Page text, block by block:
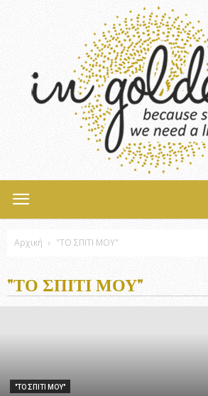
Αρχική "ΤΟ ΣΠΙΤΙ ΜΟΥ"
"ΤΟ ΣΠΙΤΙ ΜΟΥ"
"ΤΟ ΣΠΙΤΙ ΜΟΥ"